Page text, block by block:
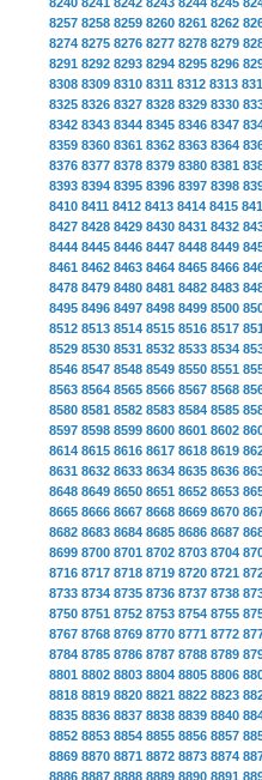
8257 8258 8259 8260 8261 8262
8274 8275 8276 8277 8278 8279
8291 8292 8293 8294 8295 8296
8308 8309 8310 8311 8312 8313
8325 8326 8327 8328 8329 8330
8342 8343 8344 8345 8346 8347
8359 8360 8361 8362 8363 8364
8376 8377 8378 8379 8380 8381
8393 8394 8395 8396 8397 8398
8410 8411 8412 8413 8414 8415
8427 8428 8429 8430 8431 8432
8444 8445 8446 8447 8448 8449
8461 8462 8463 8464 8465 8466
8478 8479 8480 8481 8482 8483
8495 8496 8497 8498 8499 8500
8512 8513 8514 8515 8516 8517
8529 8530 8531 8532 8533 8534
8546 8547 8548 8549 8550 8551
8563 8564 8565 8566 8567 8568
8580 8581 8582 8583 8584 8585
8597 8598 8599 8600 8601 8602
8614 8615 8616 8617 8618 8619
8631 8632 8633 8634 8635 8636
8648 8649 8650 8651 8652 8653
8665 8666 8667 8668 8669 8670
8682 8683 8684 8685 8686 8687
8699 8700 8701 8702 8703 8704
8716 8717 8718 8719 8720 8721
8733 8734 8735 8736 8737 8738
8750 8751 8752 8753 8754 8755
8767 8768 8769 8770 8771 8772
8784 8785 8786 8787 8788 8789
8801 8802 8803 8804 8805 8806
8818 8819 8820 8821 8822 8823
8835 8836 8837 8838 8839 8840
8852 8853 8854 8855 8856 8857
8869 8870 8871 8872 8873 8874
8886 8887 8888 8889 8890 8891